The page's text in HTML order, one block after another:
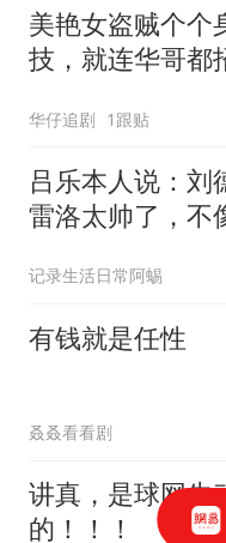
美艳女盗贼个个
技，就连华哥都
华仔追剧 1跟贴
吕乐本人说：刘
雷洛太帅了，不
记录生活日常阿蜴
有钱就是任性
叒叒看看剧
讲真，是球网先
的！！！